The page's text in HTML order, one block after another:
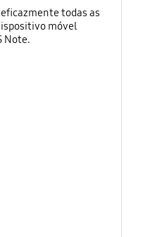
todas as
móvel
Note.